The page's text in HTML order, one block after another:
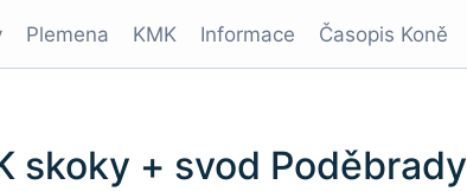
Plemena KMK Informace Časopis Koně
skoky + svod Poděbrady